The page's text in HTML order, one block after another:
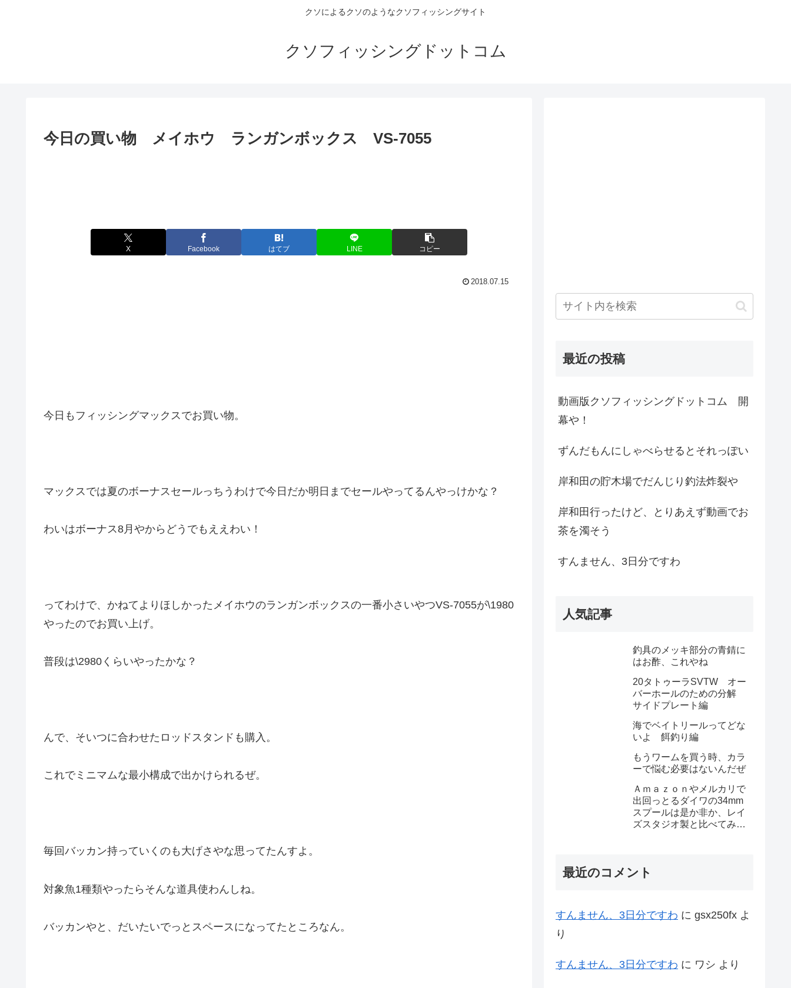
クソによるクソのようなクソフィッシングサイト
クソフィッシングドットコム
今日の買い物 メイホウ ランガンボックス VS-7055
X Facebook はてブ LINE コピー
2018.07.15
今日もフィッシングマックスでお買い物。
マックスでは夏のボーナスセールっちうわけで今日だか明日までセールやってるんやっけかな？
わいはボーナス8月やからどうでもええわい！
ってわけで、かねてよりほしかったメイホウのランガンボックスの一番小さいやつVS-7055が\1980
やったのでお買い上げ。
普段は\2980くらいやったかな？
んで、そいつに合わせたロッドスタンドも購入。
これでミニマムな最小構成で出かけられるぜ。
毎回バッカン持っていくのも大げさやな思ってたんすよ。
対象魚1種類やったらそんな道具使わんしね。
バッカンやと、だいたいでっとスペースになってたところなん。
最近の投稿
動画版クソフィッシングドットコム 開
幕や！
ずんだもんにしゃべらせるとそれっぽい
岸和田の貯木場でだんじり釣法炸裂や
岸和田行ったけど、とりあえず動画でお
茶を濁そう
すんません、3日分ですわ
人気記事
釣具のメッキ部分の青錆に
はお酢、これやね
20タトゥーラSVTW オー
バーホールのための分解
サイドプレート編
海でベイトリールってどな
いよ 餌釣り編
もうワームを買う時、カラ
ーで悩む必要はないんだぜ
Ａｍａｚｏｎやメルカリで
出回っとるダイワの34mm
スプールは是か非か、レイ
ズスタジオ製と比べてみた
最近のコメント
すんません、3日分ですわ に gsx250fx よ
り
すんません、3日分ですわ に ワシ より